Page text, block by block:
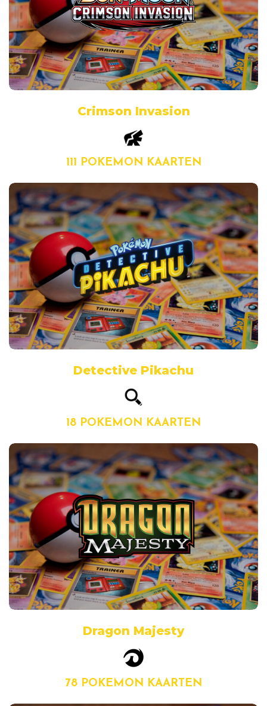
Crimson Invasion
111 POKEMON KAARTEN
Detective Pikachu
18 POKEMON KAARTEN
Dragon Majesty
78 POKEMON KAARTEN